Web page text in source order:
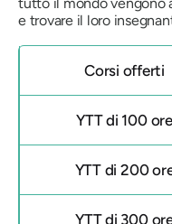
e trovare il loro
Corsi offerti
YTT di 100 ore
YTT di 200
YTT di 300